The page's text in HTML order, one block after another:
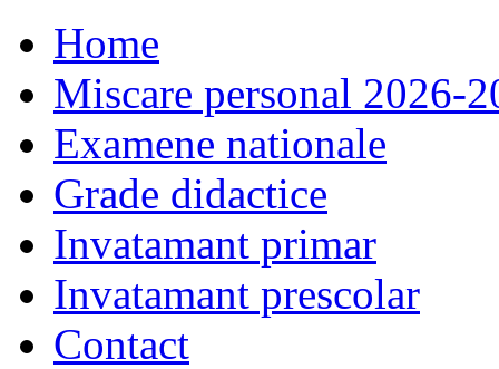
Home
Miscare personal 2026-
Examene nationale
Grade didactice
Invatamant primar
Invatamant prescolar
Contact